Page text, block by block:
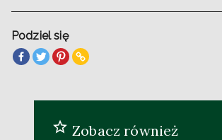
Podziel się
Zobacz również